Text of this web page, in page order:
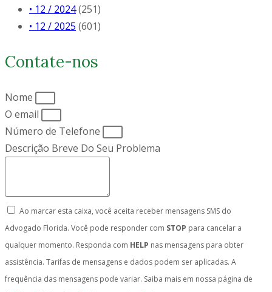
• 12 / 2024(251)
• 12 / 2025 (601)
Contate-nos
Nome
O email
Número de Telefone
Descrição Breve Do Seu Problema
Ao marcar esta caixa, você aceita receber mensagens SMS do
Advogado Florida. Você pode responder com STOP para cancelar a
qualquer momento. Responda com HELP nas mensagens para obter
assistência. Tarifas de mensagens e dados podem ser aplicadas. A
frequência das mensagens pode variar. Saiba mais em nossa página de